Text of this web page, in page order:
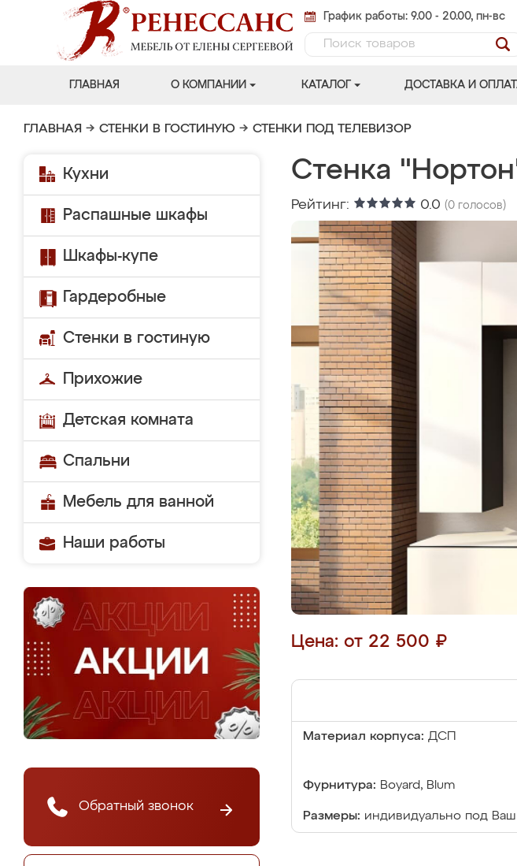
График работы: 9.00 - 20.00, пн-вс
ГЛАВНАЯ О КОМПАНИИ КАТАЛОГ ДОСТАВКА И
ГЛАВНАЯ → СТЕНКИ В ГОСТИНУЮ → СТЕНКИ ПОД ТЕЛЕВИЗОР
Кухни
Распашные шкафы
Шкафы-купе
Гардеробные
Стенки в гостиную
Прихожие
Детская комната
Спальни
Мебель для ванной
Наши работы
Обратный звонок
Стенка
Рейтинг: 0.0 (0 голосов)
Цена: от 22 500 ₽
Материал корпуса: ДСП
Фурнитура: Boyard, Blum
Размеры: индивидуально под Ваш